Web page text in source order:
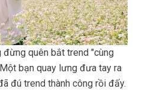
đừng quên bắt trend "cùng
bạn quay lưng đưa tay ra
đú trend thành công rồi đấy.